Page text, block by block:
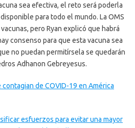
sea efectiva, el reto será poderla
para todo el mundo. La OMS
pero Ryan explicó que habrá
consenso para que esta vacuna sea
no puedan permitírsela se quedarán
Adhanon Gebreyesus.
de COVID-19 en América
esfuerzos para evitar una mayor